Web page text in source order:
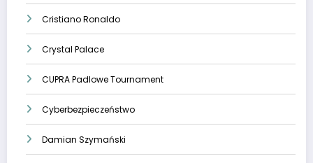
Cristiano Ronaldo
Crystal Palace
CUPRA Padlowe Tournament
Cyberbezpieczeństwo
Damian Szymański